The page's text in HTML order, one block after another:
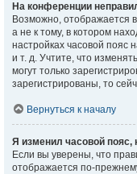
На конференции
Возможно, отображается
а не к тому, в котором
настройках часовой пояс
и т. д. Учтите, что
могут только
зарегистрированы, то
Вернуться к началу
Я изменил часовой пояс,
Если вы уверены, что
отображается по-